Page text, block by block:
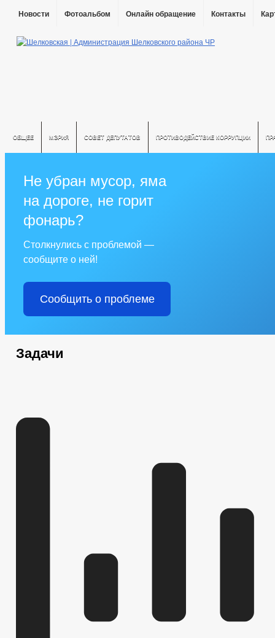
Новости Фотоальбом Онлайн обращение Контакты
ОБЩЕЕ МЭРИЯ СОВЕТ ДЕПУТАТОВ ПРОТИВОДЕЙСТВИЕ КОРРУПЦИИ
Не убран мусор, яма
на дороге, не горит
фонарь?
Столкнулись с проблемой —
сообщите о ней!
Сообщить о проблеме
Задачи